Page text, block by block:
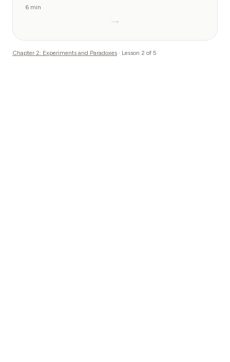
6 min
→
Chapter 2: Experiments and Paradoxes · Lesson 2 of 5